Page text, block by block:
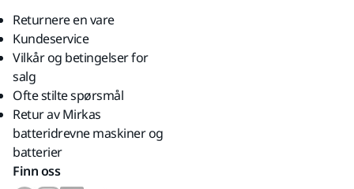
Returnere en vare
Kundeservice
Vilkår og betingelser for
salg
Ofte stilte spørsmål
Retur av Mirkas
batteridrevne maskiner og
batterier
Finn oss